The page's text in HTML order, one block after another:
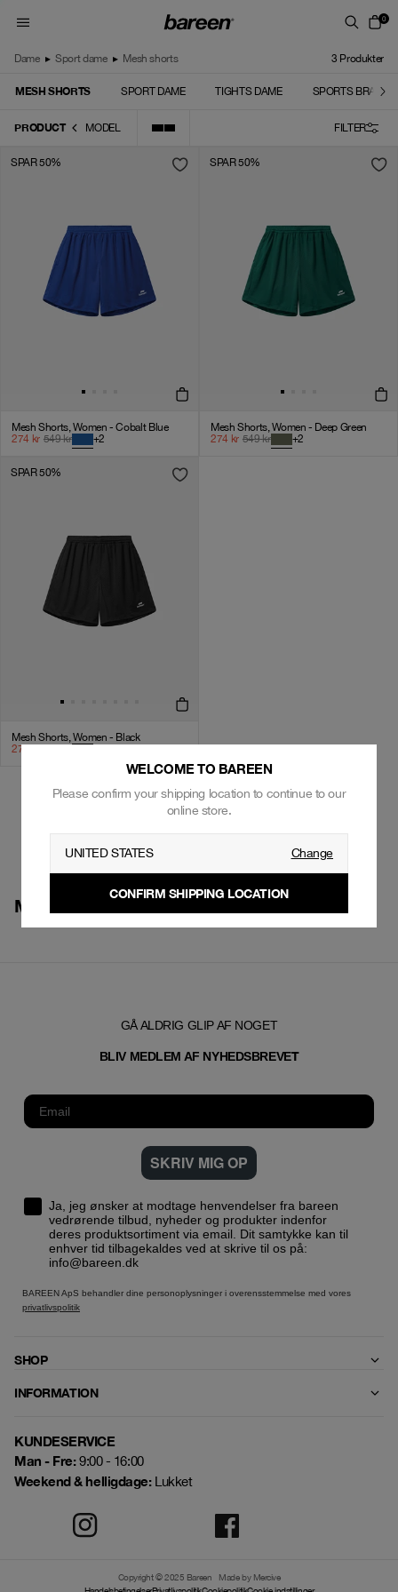
0
Dame ▸ Sport dame ▸ Mesh shorts 3 Produkter
MESH SHORTS SPORT DAME TIGHTS DAME SPORTS BRA
PRODUCT MODEL FILTER
SPAR 50%
Mesh Shorts, Women - Cobalt Blue
274 kr 549kr +2
SPAR 50%
Mesh Shorts, Women - Deep Green
274 kr 549kr +2
SPAR 50%
Mesh Shorts, Women - Black
274
MESH SHORTS
GÅ ALDRIG GLIP AF NOGET
BLIV MEDLEM AF NYHEDSBREVET
SKRIV MIG OP
Ja, jeg ønsker at modtage henvendelser fra bareen
vedrørende tilbud, nyheder og produkter indenfor
deres produktsortiment via email. Dit samtykke kan til
enhver tid tilbagekaldes ved at skrive til os på:
info@bareen.dk
BAREEN ApS behandler dine personoplysninger i overensstemmelse med vores
privatlivspolitik
SHOP
INFORMATION
KUNDESERVICE
Man - Fre:9:00 - 16:00
Weekend & helligdage:Lukket
Copyright © 2025 Bareen
Made by Mercive
HandelsbetingelserPrivatlivspolitikCookiepolitikCookie indstillinger
WELCOME TO BAREEN
Please confirm your shipping location to continue to our
online store.
UNITED STATES Change
CONFIRM SHIPPING LOCATION